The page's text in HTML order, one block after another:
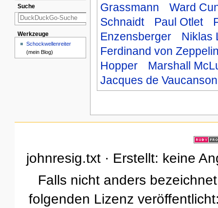
Grassmann
Ward
Schnaidt
Paul Otlet
Enzensberger
Niklas
Ferdinand von
Hopper
Marshall
Jacques de Vaucanson
Suche
Werkzeuge
Schockwellenreiter
(mein Blog)
johnresig.txt · Erstellt: keine
Falls nicht anders
folgenden Lizenz